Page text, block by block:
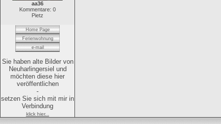
aa36
Kommentare: 0
Pietz
Home Page
Ferienwohnung
e-mail
Sie haben alte Bilder von
Neuharlingersiel und
möchten diese hier
veröffentlichen
-
setzen Sie sich mit mir in
Verbindung
klick hier...